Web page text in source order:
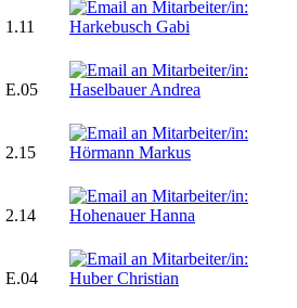
1.11
E.05
2.15
2.14
E.04